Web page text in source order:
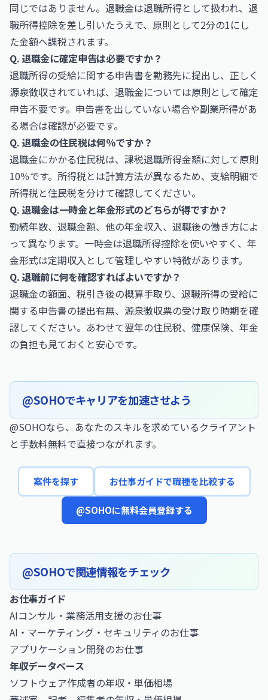
同じではありません。退職金は退職所得として扱われ、退
職所得控除を差し引いたうえで、原則として2分の1にし
た金額へ課税されます。
Q. 退職金に確定申告は必要ですか？
退職所得の受給に関する申告書を勤務先に提出し、正しく
源泉徴収されていれば、退職金については原則として確定
申告不要です。申告書を出していない場合や副業所得があ
る場合は確認が必要です。
Q. 退職金の住民税は何％ですか？
退職金にかかる住民税は、課税退職所得金額に対して原則
10％です。所得税とは計算方法が異なるため、支給明細で
所得税と住民税を分けて確認してください。
Q. 退職金は一時金と年金形式のどちらが得ですか？
勤続年数、退職金額、他の年金収入、退職後の働き方によ
って異なります。一時金は退職所得控除を使いやすく、年
金形式は定期収入として管理しやすい特徴があります。
Q. 退職前に何を確認すればよいですか？
退職金の額面、税引き後の概算手取り、退職所得の受給に
関する申告書の提出有無、源泉徴収票の受け取り時期を確
認してください。あわせて翌年の住民税、健康保険、年金
の負担も見ておくと安心です。
@SOHOでキャリアを加速させよう
@SOHOなら、あなたのスキルを求めているクライアント
と手数料無料で直接つながれます。
案件を探す お仕事ガイドで職種を比較する
@SOHOに無料会員登録する
@SOHOで関連情報をチェック
お仕事ガイド
AIコンサル・業務活用支援のお仕事
AI・マーケティング・セキュリティのお仕事
アプリケーション開発のお仕事
年収データベース
ソフトウェア作成者の年収・単価相場